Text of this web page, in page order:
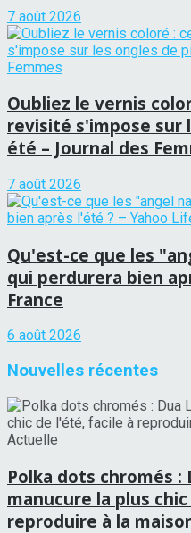
7 août 2026
Oubliez le vernis
revisité s'impose sur
été – Journal des
7 août 2026
Qu'est-ce que les
qui perdurera bien
France
6 août 2026
Nouvelles récentes
Polka dots chromés :
manucure la plus
reproduire à la